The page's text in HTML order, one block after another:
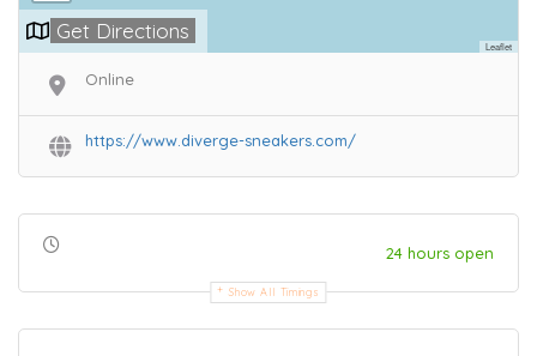
Leaflet
Get Directions
Online
https://www.diverge-sneakers.com/
24 hours open
Show All Timings